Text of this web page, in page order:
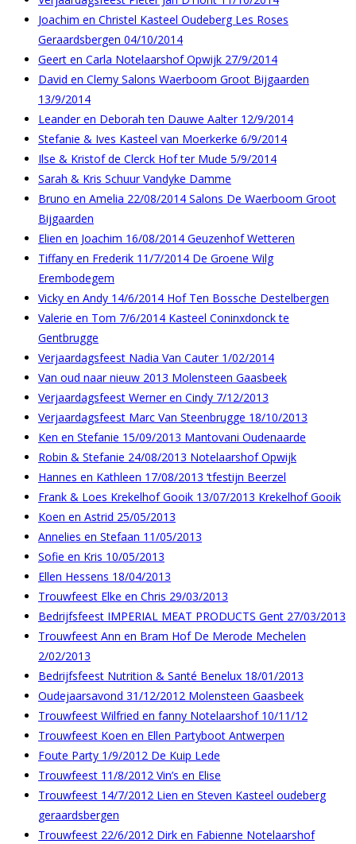
Joachim en Christel Kasteel Oudeberg Les Roses
Geraardsbergen 04/10/2014
Geert en Carla Notelaarshof Opwijk 27/9/2014
David en Clemy Salons Waerboom Groot Bijgaarden
13/9/2014
Leander en Deborah ten Dauwe Aalter 12/9/2014
Stefanie & Ives Kasteel van Moerkerke 6/9/2014
Ilse & Kristof de Clerck Hof ter Mude 5/9/2014
Sarah & Kris Schuur Vandyke Damme
Bruno en Amelia 22/08/2014 Salons De Waerboom Groot
Bijgaarden
Elien en Joachim 16/08/2014 Geuzenhof Wetteren
Tiffany en Frederik 11/7/2014 De Groene Wilg
Erembodegem
Vicky en Andy 14/6/2014 Hof Ten Bossche Destelbergen
Valerie en Tom 7/6/2014 Kasteel Coninxdonck te
Gentbrugge
Verjaardagsfeest Nadia Van Cauter 1/02/2014
Van oud naar nieuw 2013 Molensteen Gaasbeek
Verjaardagsfeest Werner en Cindy 7/12/2013
Verjaardagsfeest Marc Van Steenbrugge 18/10/2013
Ken en Stefanie 15/09/2013 Mantovani Oudenaarde
Robin & Stefanie 24/08/2013 Notelaarshof Opwijk
Hannes en Kathleen 17/08/2013 ‘tfestijn Beerzel
Frank & Loes Krekelhof Gooik 13/07/2013 Krekelhof Gooik
Koen en Astrid 25/05/2013
Annelies en Stefaan 11/05/2013
Sofie en Kris 10/05/2013
Ellen Hessens 18/04/2013
Trouwfeest Elke en Chris 29/03/2013
Bedrijfsfeest IMPERIAL MEAT PRODUCTS Gent 27/03/2013
Trouwfeest Ann en Bram Hof De Merode Mechelen
2/02/2013
Bedrijfsfeest Nutrition & Santé Benelux 18/01/2013
Oudejaarsavond 31/12/2012 Molensteen Gaasbeek
Trouwfeest Wilfried en fanny Notelaarshof 10/11/12
Trouwfeest Koen en Ellen Partyboot Antwerpen
Foute Party 1/9/2012 De Kuip Lede
Trouwfeest 11/8/2012 Vin’s en Elise
Trouwfeest 14/7/2012 Lien en Steven Kasteel oudeberg
geraardsbergen
Trouwfeest 22/6/2012 Dirk en Fabienne Notelaarshof